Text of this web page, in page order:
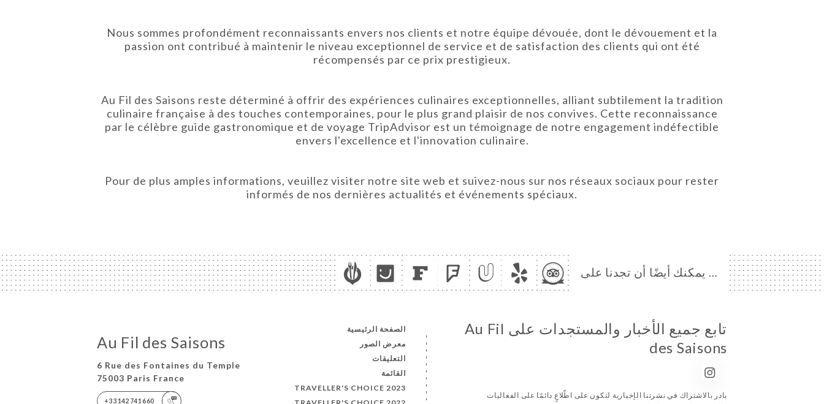
Nous sommes profondément reconnaissants envers nos clients et notre équipe dévouée, dont le dévouement et la
passion ont contribué à maintenir le niveau exceptionnel de service et de satisfaction des clients qui ont été
récompensés par ce prix prestigieux.
Au Fil des Saisons reste déterminé à offrir des expériences culinaires exceptionnelles, alliant subtilement la tradition
culinaire française à des touches contemporaines, pour le plus grand plaisir de nos convives. Cette reconnaissance
par le célèbre guide gastronomique et de voyage TripAdvisor est un témoignage de notre engagement indéfectible
envers l'excellence et l'innovation culinaire.
Pour de plus amples informations, veuillez visiter notre site web et suivez-nous sur nos réseaux sociaux pour rester
informés de nos dernières actualités et événements spéciaux.
… يمكنك أيضًا أن تجدنا على
Au Fil des Saisons
6 Rue des Fontaines du Temple
75003 Paris France
+33142741660
الصفحة الرئيسية
معرض الصور
التعليقات
القائمة
TRAVELLER'S CHOICE 2023
تابع جميع الأخبار والمستجدات على Au Fil
des Saisons
بادر بالاشتراك في نشرتنا الإخبارية لتكون على اطّلاعٍ دائمًا على الفعاليات